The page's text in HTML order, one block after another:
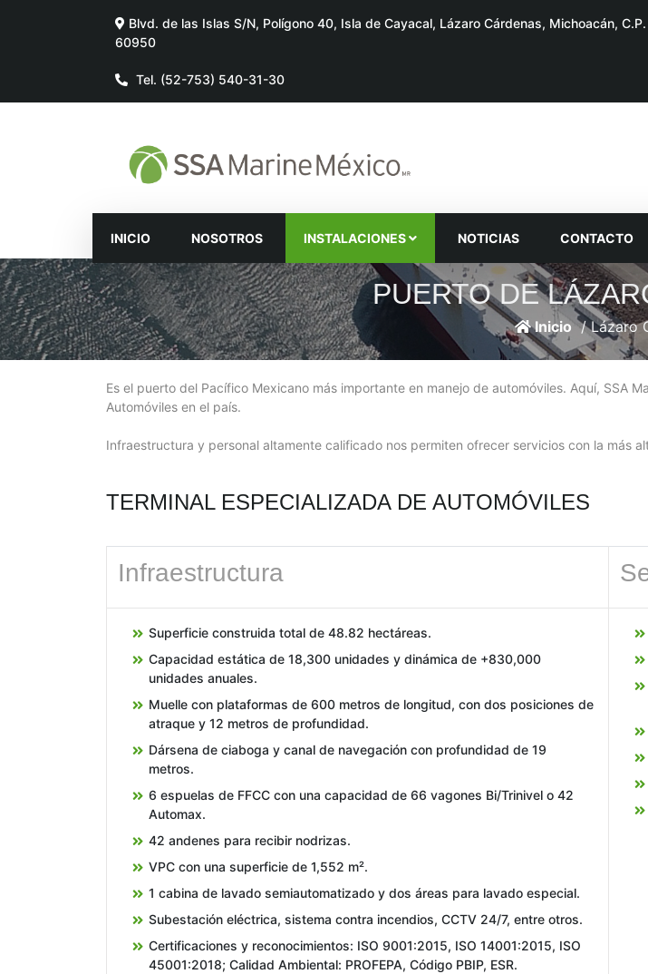
Blvd. de las Islas S/N, Polígono 40, Isla de Cayacal, Lázaro Cárdenas, Michoacán, C.P.
60950
Tel. (52-753) 540-31-30
INICIO NOSOTROS INSTALACIONES NOTICIAS CONTACTO
PUERTO DE
Inicio / Lázaro
Es el puerto del Pacífico Mexicano más importante en manejo de automóviles. Aquí, SSA
Automóviles en el país.
Infraestructura y personal altamente calificado nos permiten ofrecer servicios con la más
TERMINAL ESPECIALIZADA DE AUTOMÓVILES
Infraestructura
Superficie construida total de 48.82 hectáreas.
Capacidad estática de 18,300 unidades y dinámica de +830,000
unidades anuales.
Muelle con plataformas de 600 metros de longitud, con dos posiciones de
atraque y 12 metros de profundidad.
Dársena de ciaboga y canal de navegación con profundidad de 19
metros.
6 espuelas de FFCC con una capacidad de 66 vagones Bi/Trinivel o 42
Automax.
42 andenes para recibir nodrizas.
VPC con una superficie de 1,552 m².
1 cabina de lavado semiautomatizado y dos áreas para lavado especial.
Subestación eléctrica, sistema contra incendios, CCTV 24/7, entre otros.
Certificaciones y reconocimientos: ISO 9001:2015, ISO 14001:2015, ISO
45001:2018; Calidad Ambiental: PROFEPA, Código PBIP, ESR.